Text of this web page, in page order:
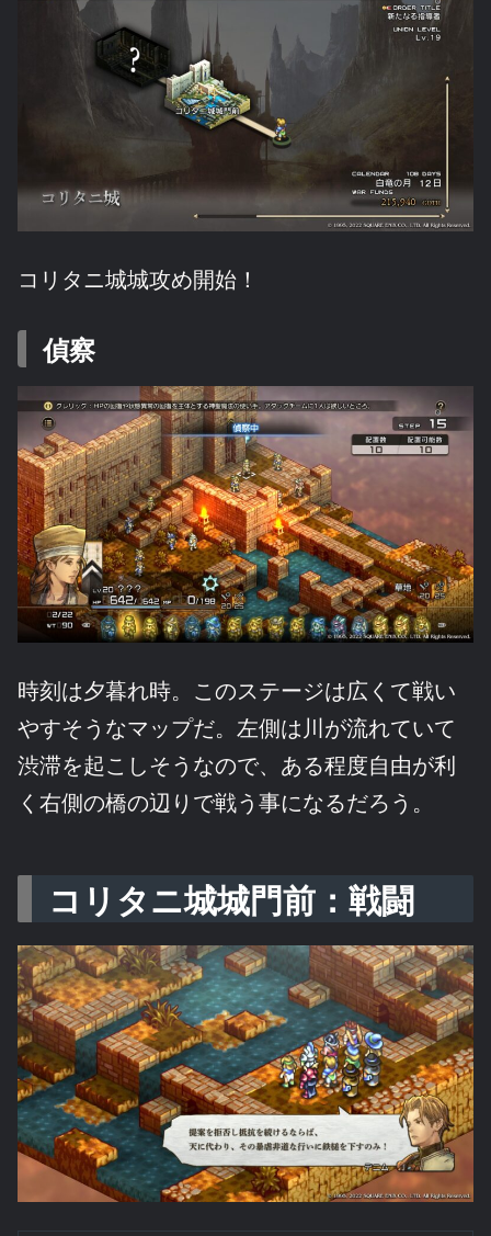
コリタニ城城攻め開始！
偵察
時刻は夕暮れ時。このステージは広くて戦い
やすそうなマップだ。左側は川が流れていて
渋滞を起こしそうなので、ある程度自由が利
く右側の橋の辺りで戦う事になるだろう。
コリタニ城城門前：戦闘